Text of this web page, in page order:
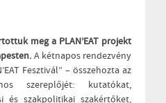
meg a PLAN’EAT projekt
A kétnapos rendezvény
Fesztivál” – összehozta az
szereplőjét: kutatókat,
és szakpolitikai szakértőket,